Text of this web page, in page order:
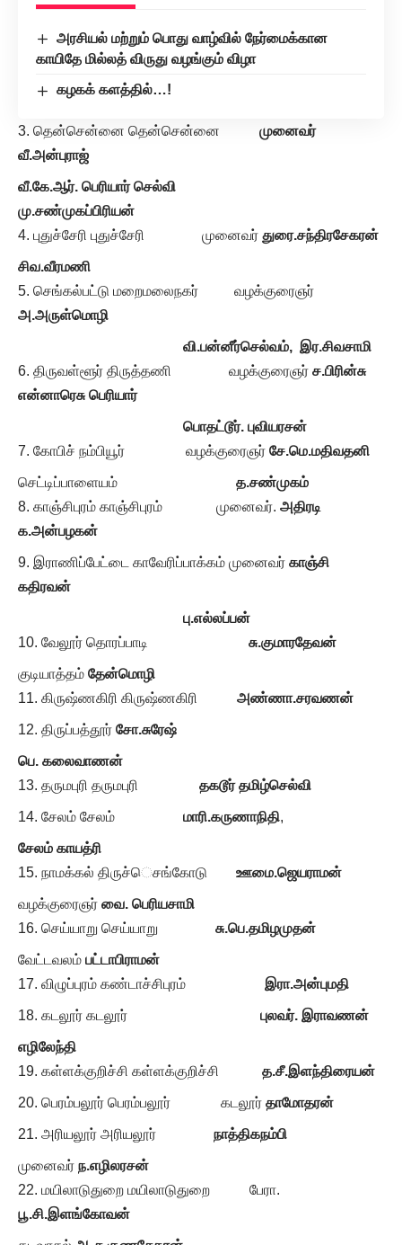
அரசியல் மற்றும் பொது வாழ்வில் நேர்மைக்கான
காயிதே மில்லத் விருது வழங்கும் விழா
கழகக் களத்தில்…!
தென்சென்னை தென்சென்னை முனைவர்
வீ.அன்புராஜ்
வீ.கே.ஆர். பெரியார் செல்வி
மு.சண்முகப்பிரியன்
புதுச்சேரி புதுச்சேரி முனைவர் துரை.சந்திரசேகரன்
சிவ.வீரமணி
செங்கல்பட்டு மறைமலைநகர் வழக்குரைஞர்
அ.அருள்மொழி
வி.பன்னீர்செல்வம், இர.சிவசாமி
திருவள்ளூர் திருத்தணி வழக்குரைஞர் ச.பிரின்சு
என்னாரெசு பெரியார்
பொதட்டூர். புவியரசன்
கோபிச் நம்பியூர் வழக்குரைஞர் சே.மெ.மதிவதனி
செட்டிப்பாளையம் த.சண்முகம்
காஞ்சிபுரம் காஞ்சிபுரம் முனைவர். அதிரடி
க.அன்பழகன்
இராணிப்பேட்டை காவேரிப்பாக்கம் முனைவர் காஞ்சி
கதிரவன்
பு.எல்லப்பன்
வேலூர் தொரப்பாடி சு.குமாரதேவன்
குடியாத்தம் தேன்மொழி
கிருஷ்ணகிரி கிருஷ்ணகிரி
அண்ணா.சரவணன்
திருப்பத்தூர் சோ.சுரேஷ்
பெ. கலைவாணன்
தருமபுரி தருமபுரி தகடூர் தமிழ்செல்வி
சேலம் சேலம் மாரி.கருணாநிதி,
சேலம் காயத்ரி
நாமக்கல் திருச்ெசங்கோடு ஊமை.ஜெயராமன்
வழக்குரைஞர் வை. பெரியசாமி
செய்யாறு செய்யாறு சு.பெ.தமிழமுதன்
வேட்டவலம் பட்டாபிராமன்
விழுப்புரம் கண்டாச்சிபுரம் இரா.அன்புமதி
கடலூர் கடலூர் புலவர். இராவணன்
எழிலேந்தி
கள்ளக்குறிச்சி கள்ளக்குறிச்சி த.சீ.இளந்திரையன்
பெரம்பலூர் பெரம்பலூர் கடலூர் தாமோதரன்
அரியலூர் அரியலூர் நாத்திகநம்பி
முனைவர் ந.எழிலரசன்
மயிலாடுதுறை மயிலாடுதுறை பேரா.
பூ.சி.இளங்கோவன்